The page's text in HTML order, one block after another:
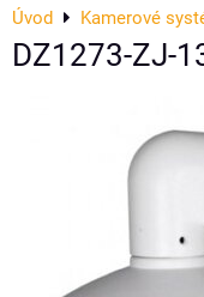
Úvod Kamerové
DZ1273-ZJ-